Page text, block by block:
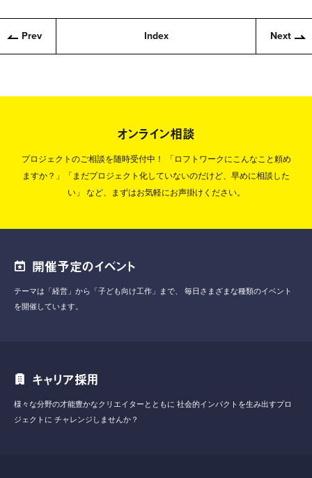
Prev Index Next
オンライン相談
プロジェクトのご相談を随時受付中！
「ロフトワークにこんなこと頼め
ますか？」「まだプロジェクト化していないのだけど、早めに相談した
い」
など、まずはお気軽にお声掛けください。
開催予定のイベント
テーマは「経営」から「子ども向け工作」まで、
毎日さまざまな種類のイベント
を開催しています。
キャリア採用
様々な分野の才能豊かなクリエイターとともに 社会的インパクトを生み出すプロ
ジェクトに チャレンジしませんか？